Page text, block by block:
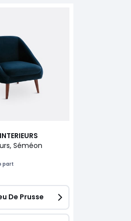
Séméon
part
De Prusse